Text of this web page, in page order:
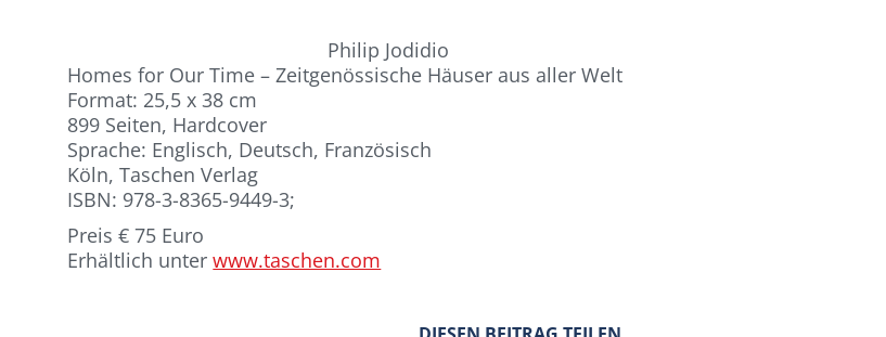
Philip Jodidio
Homes for Our Time – Zeitgenössische Häuser aus aller Welt
Format: 25,5 x 38 cm
899 Seiten, Hardcover
Sprache: Englisch, Deutsch, Französisch
Köln, Taschen Verlag
ISBN: 978-3-8365-9449-3;
Preis € 75 Euro
Erhältlich unterwww.taschen.com